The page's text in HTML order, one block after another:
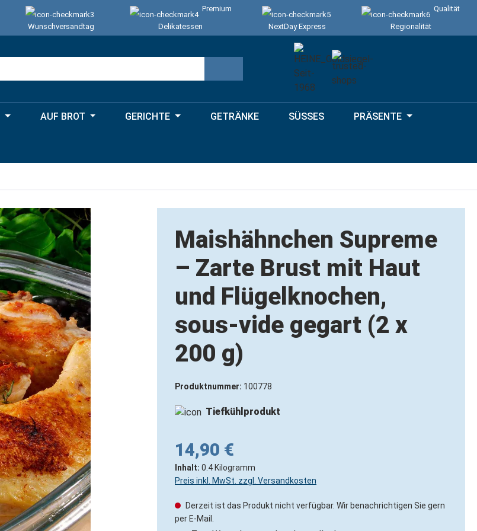
Wunschversandtag
Premium
Delikatessen
NextDay Express
Qualität
Regionalität
AUF BROT GERICHTE GETRÄNKE SÜSSES PRÄSENTE
Maishähnchen Supreme
– Zarte Brust mit Haut
und Flügelknochen,
sous-vide gegart (2 x
200 g)
Produktnummer: 100778
Tiefkühlprodukt
14,90 €
Inhalt: 0.4 Kilogramm
Preis inkl. MwSt. zzgl. Versandkosten
Derzeit ist das Produkt nicht verfügbar. Wir benachrichtigen Sie gern
per E-Mail.